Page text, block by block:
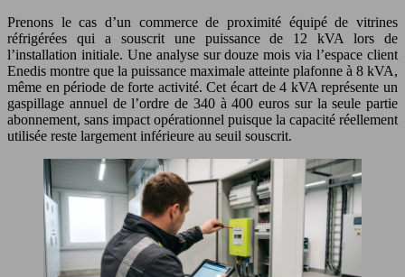
Prenons le cas d’un commerce de proximité équipé de vitrines
réfrigérées qui a souscrit une puissance de 12 kVA lors de
l’installation initiale. Une analyse sur douze mois via l’espace client
Enedis montre que la puissance maximale atteinte plafonne à 8 kVA,
même en période de forte activité. Cet écart de 4 kVA représente un
gaspillage annuel de l’ordre de 340 à 400 euros sur la seule partie
abonnement, sans impact opérationnel puisque la capacité réellement
utilisée reste largement inférieure au seuil souscrit.